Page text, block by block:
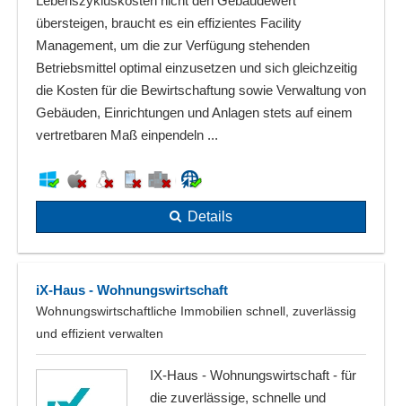
übersteigen, braucht es ein effizientes Facility
Management, um die zur Verfügung stehenden
Betriebsmittel optimal einzusetzen und sich gleichzeitig
die Kosten für die Bewirtschaftung sowie Verwaltung von
Gebäuden, Einrichtungen und Anlagen stets auf einem
vertretbaren Maß einpendeln ...
Details
iX-Haus - Wohnungswirtschaft
Wohnungswirtschaftliche Immobilien schnell, zuverlässig
und effizient verwalten
IX-Haus - Wohnungswirtschaft - für
die zuverlässige, schnelle und